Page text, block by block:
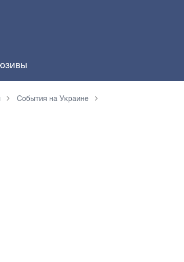
События на Украине